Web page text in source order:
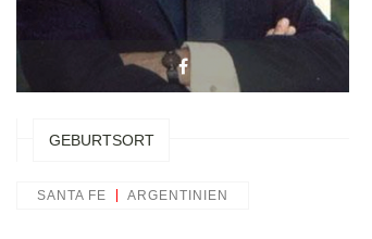
GEBURTSORT
SANTA FE ARGENTINIEN